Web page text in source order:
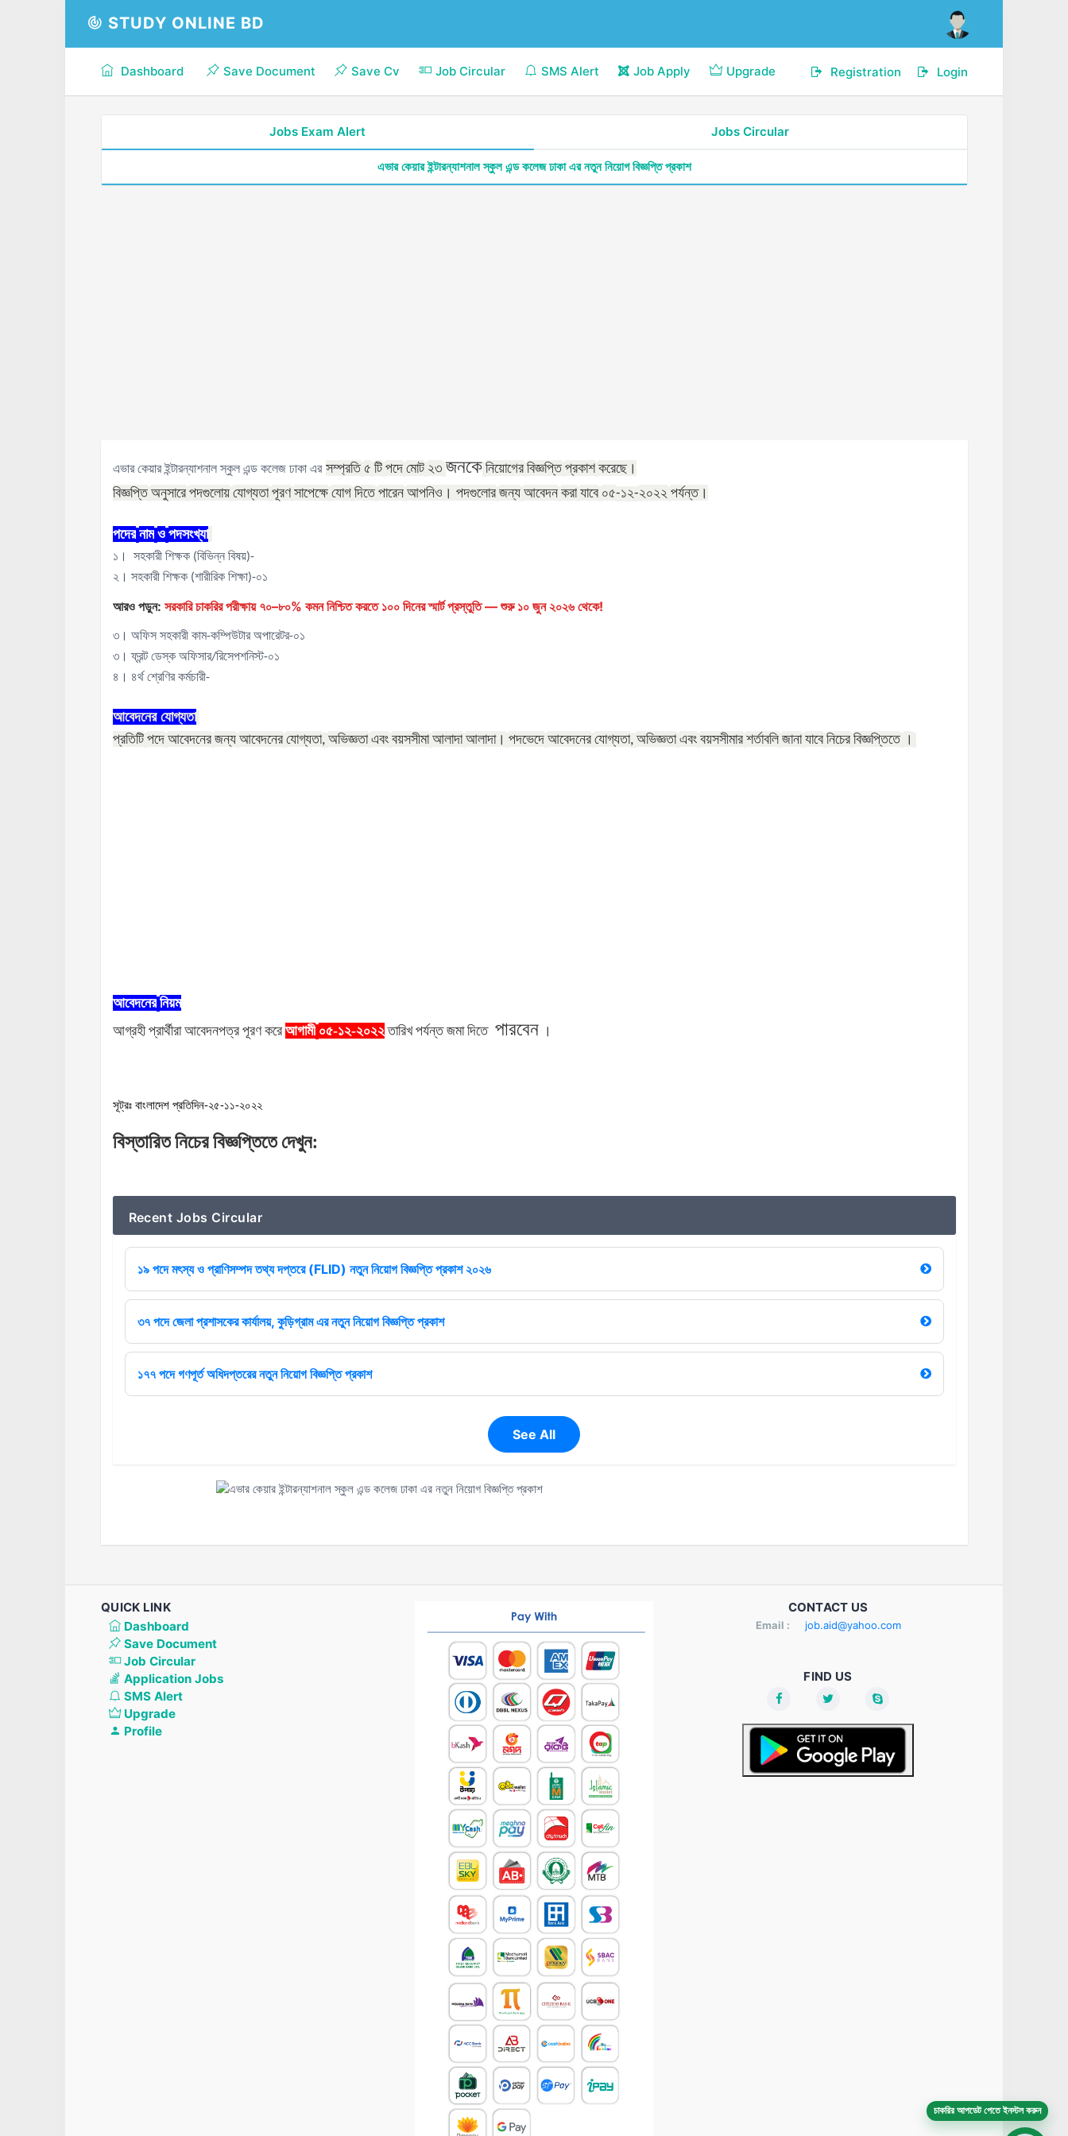
STUDY ONLINE BD
Dashboard Save Document Save Cv Job Circular SMS Alert Job Apply Upgrade Login
Registration
Jobs Exam Alert Jobs Circular
এভার কেয়ার ইন্টারন্যাশনাল স্কুল এন্ড কলেজ ঢাকা এর নতুন নিয়োগ বিজ্ঞপ্তি প্রকাশ
এভার কেয়ার ইন্টারন্যাশনাল স্কুল এন্ড কলেজ ঢাকা এর সম্প্রতি ৫ টি পদে মোট ২৩ জনকে নিয়োগের বিজ্ঞপ্তি প্রকাশ করেছে।
বিজ্ঞপ্তি অনুসারে পদগুলোয় যোগ্যতা পূরণ সাপেক্ষে যোগ দিতে পারেন আপনিও। পদগুলোর জন্য আবেদন করা যাবে ০৫-১২-২০২২ পর্যন্ত।
পদের নাম ও পদসংখ্যা
১।
সহকারী শিক্ষক (বিভিন্ন বিষয়)-
২। সহকারী শিক্ষক (শারীরিক শিক্ষা)-০১
আরও পড়ুন: সরকারি চাকরির পরীক্ষায় ৭০–৮০% কমন নিশ্চিত করতে ১০০ দিনের স্মার্ট প্রস্তুতি — শুরু ১০ জুন ২০২৬ থেকে!
৩। অফিস সহকারী কাম-কম্পিউটার অপারেটর-০১
৩। ফ্রন্ট ডেস্ক অফিসার/রিসেপশনিস্ট-০১
৪। ৪র্থ শ্রেণির কর্মচারী-
আবেদনের যোগ্যতা
প্রতিটি পদে আবেদনের জন্য আবেদনের যোগ্যতা, অভিজ্ঞতা এবং বয়সসীমা আলাদা আলাদা। পদভেদে আবেদনের যোগ্যতা, অভিজ্ঞতা এবং বয়সসীমার শর্তাবলি জানা যাবে নিচের বিজ্ঞপ্তিতে ।
আবেদনের নিয়ম
আগ্রহী প্রার্থীরা আবেদনপত্র পূরণ করে আগামী ০৫-১২-২০২২ তারিখ পর্যন্ত জমা দিতে পারবেন ।
সূট্রঃ বাংলাদেশ প্রতিদিন-২৫-১১-২০২২
বিস্তারিত নিচের বিজ্ঞপ্তিতে দেখুন:
Recent Jobs Circular
১৯ পদে মৎস্য ও প্রাণিসম্পদ তথ্য দপ্তরে (FLID) নতুন নিয়োগ বিজ্ঞপ্তি প্রকাশ ২০২৬
৩৭ পদে জেলা প্রশাসকের কার্যালয়, কুড়িগ্রাম এর নতুন নিয়োগ বিজ্ঞপ্তি প্রকাশ
১৭৭ পদে গণপূর্ত অধিদপ্তরের নতুন নিয়োগ বিজ্ঞপ্তি প্রকাশ
See All
QUICK LINK
Dashboard
Save Document
Job Circular
Application Jobs
SMS Alert
Upgrade
Profile
CONTACT US
Email : job.aid@yahoo.com
FIND US
চাকরির আপডেট পেতে ইনস্টল করুন